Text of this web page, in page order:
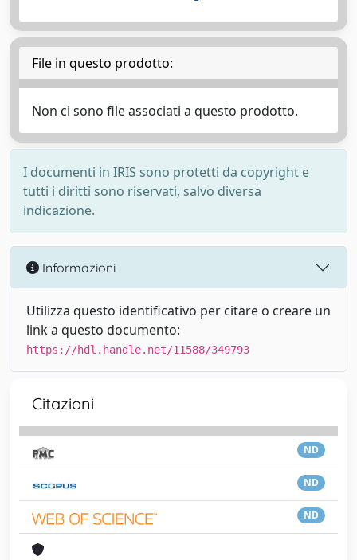
File in questo prodotto:
Non ci sono file associati a questo prodotto.
I documenti in IRIS sono protetti da copyright e
tutti i diritti sono riservati, salvo diversa
indicazione.
Informazioni
Utilizza questo identificativo per citare o creare un
link a questo documento:
https://hdl.handle.net/11588/349793
Citazioni
ND
ND
ND